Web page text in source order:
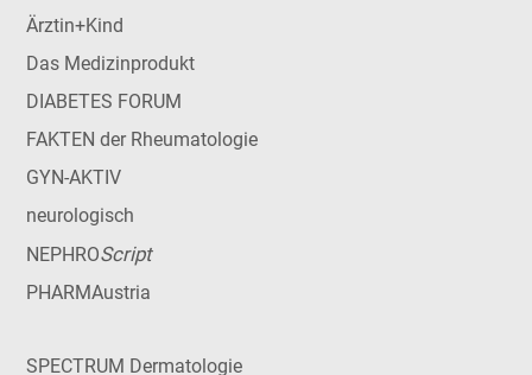
Ärztin+Kind
Das Medizinprodukt
DIABETES FORUM
FAKTEN der Rheumatologie
GYN-AKTIV
neurologisch
NEPHROScript
PHARMAustria
SPECTRUM Dermatologie